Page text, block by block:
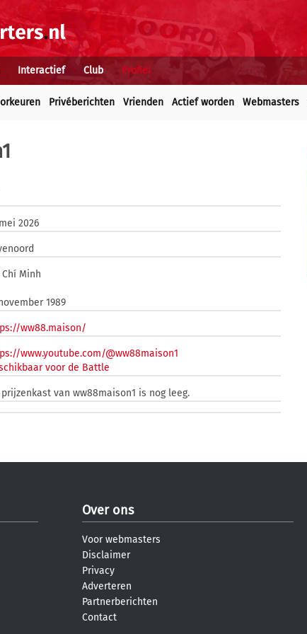
Interactief Club Profiel
Privéberichten Vrienden Actief worden Webmasters
2026
Chí Minh
1989
ww88.maison/
www.youtube.com/@ww88maison1
voor de Battle
prijzenkast van ww88maison1 is nog leeg.
Over ons
Voor webmasters
Disclaimer
Privacy
Adverteren
Partnerberichten
Contact